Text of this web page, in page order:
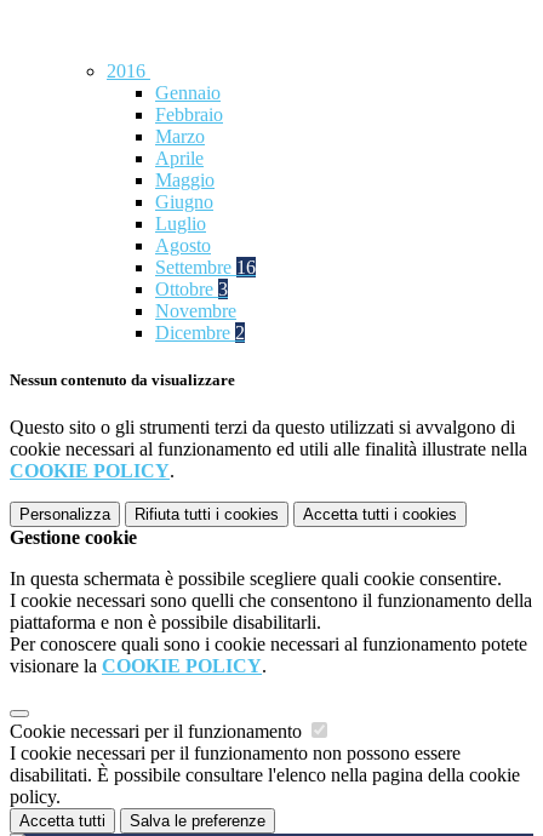
2016
Gennaio
Febbraio
Marzo
Aprile
Maggio
Giugno
Luglio
Agosto
Settembre 16
Ottobre 3
Novembre
Dicembre 2
Nessun contenuto da visualizzare
Questo sito o gli strumenti terzi da questo utilizzati si avvalgono di
cookie necessari al funzionamento ed utili alle finalità illustrate nella
COOKIE POLICY.
Personalizza Rifiuta tutti i cookies Accetta tutti i cookies
Gestione cookie
In questa schermata è possibile scegliere quali cookie consentire.
I cookie necessari sono quelli che consentono il funzionamento della
piattaforma e non è possibile disabilitarli.
Per conoscere quali sono i cookie necessari al funzionamento potete
visionare la COOKIE POLICY.
Cookie necessari per il funzionamento
I cookie necessari per il funzionamento non possono essere
disabilitati. È possibile consultare l'elenco nella pagina della cookie
policy.
Accetta tutti Salva le preferenze